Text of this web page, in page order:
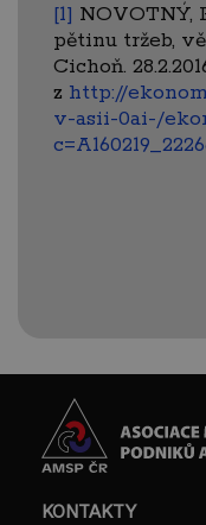
[1] NOVOTNÝ,
pětinu tržeb,
Cichoň.
z http://
v-asii-0ai-/
KONTAKTY